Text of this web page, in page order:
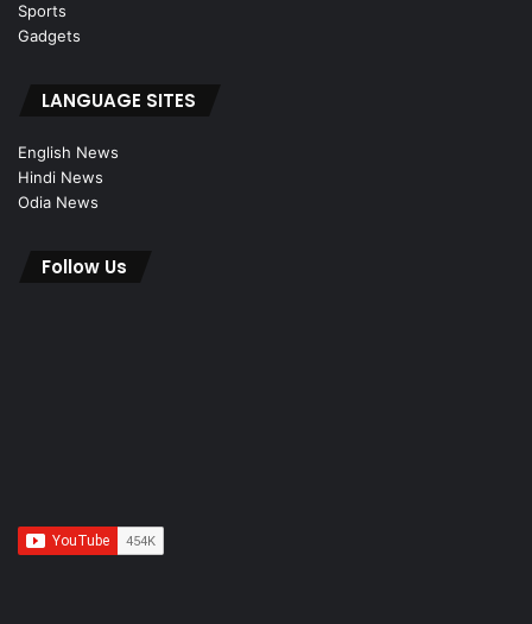
Sports
Gadgets
LANGUAGE SITES
English News
Hindi News
Odia News
Follow Us